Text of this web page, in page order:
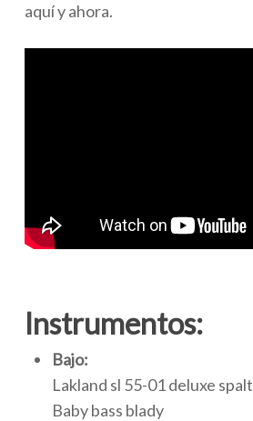
aquí y ahora.
Instrumentos:
Bajo:
Lakland sl 55-01 deluxe spalt
Baby bass blady